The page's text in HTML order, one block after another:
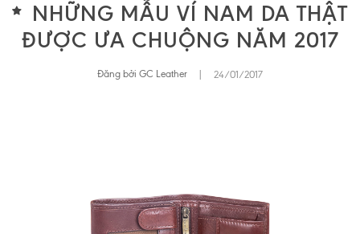
NHỮNG MẪU VÍ NAM DA THẬT
ĐƯỢC ƯA CHUỘNG NĂM 2017
Đăng bởi GC Leather 24/01/2017